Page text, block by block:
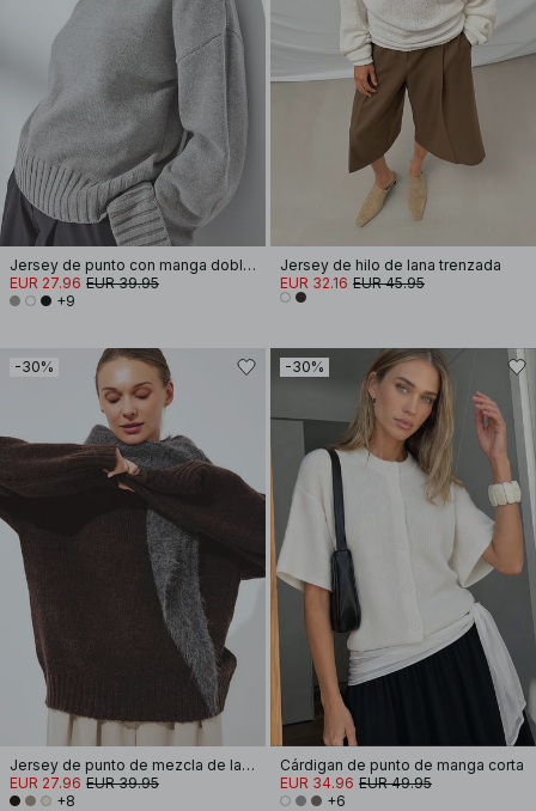
Jersey de punto con manga doblada
EUR 27.96 EUR 39.95
+9
Jersey de hilo de lana trenzada
EUR 32.16 EUR 45.95
-30%
Jersey de punto de mezcla de lana con cuello redondo
EUR 27.96 EUR 39.95
+8
-30%
Cárdigan de punto de manga corta
EUR 34.96 EUR 49.95
+6